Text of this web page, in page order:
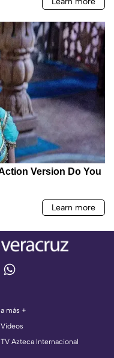
a más +
Videos
TV Azteca Internacional